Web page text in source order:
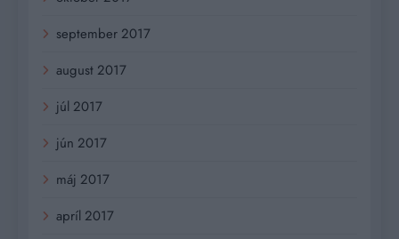
september 2017
august 2017
júl 2017
jún 2017
máj 2017
apríl 2017